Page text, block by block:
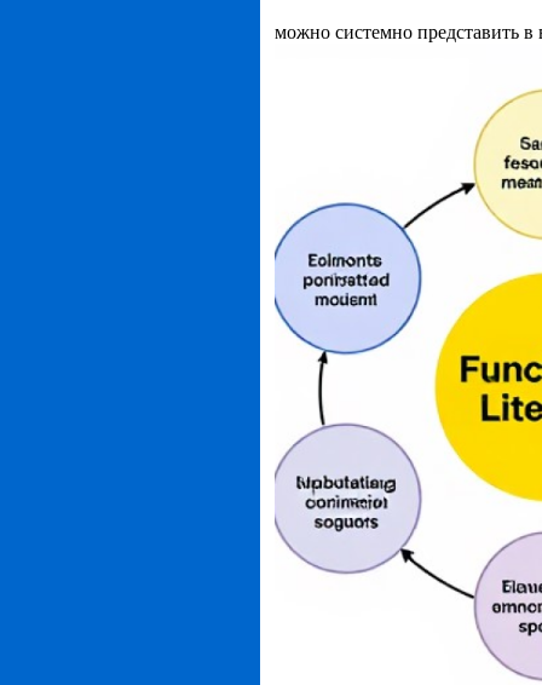
можно системно представить